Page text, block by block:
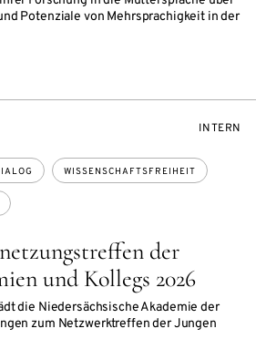
Potenziale von Mehrsprachigkeit in der
der
und Kollegs 2026
die Niedersächsische Akademie der
zum Netzwerktreffen der Jungen
WISSENSCHAFTSFREIHEIT
INTERN